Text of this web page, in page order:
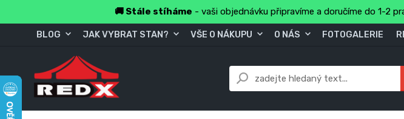
🚚 Stále stíháme - vaši objednávku připravíme a doručíme do 1-2
BLOG JAK VYBRAT STAN? VŠE O NÁKUPU O NÁS FOTOGALERIE